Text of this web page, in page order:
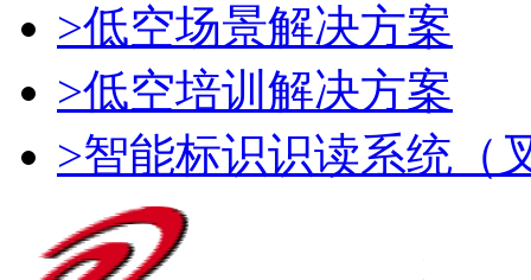
>低空场景解决方案
>低空培训解决方案
>智能标识识读系统（